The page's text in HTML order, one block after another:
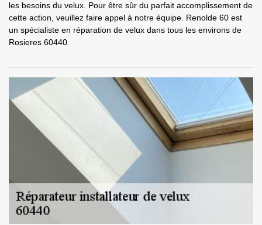
les besoins du velux. Pour être sûr du parfait accomplissement de
cette action, veuillez faire appel à notre équipe. Renolde 60 est
un spécialiste en réparation de velux dans tous les environs de
Rosieres 60440.